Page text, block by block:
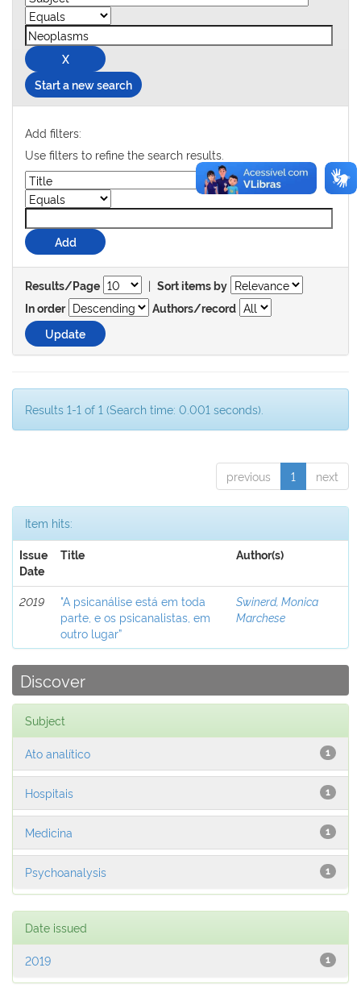
Start a new search
Add filters:
Use filters to refine the search results.
Results/Page | Sort items by
In order
Authors/record
Results 1-1 of 1 (Search time: 0.001 seconds).
previous 1 next
Item hits:
Issue
Date
Title Author(s)
2019
"A psicanálise está em toda
parte, e os psicanalistas, em
outro lugar”
Swinerd, Monica
Marchese
Discover
Subject
1
Ato analítico
1
Hospitais
1
Medicina
1
Psychoanalysis
Date issued
1
2019